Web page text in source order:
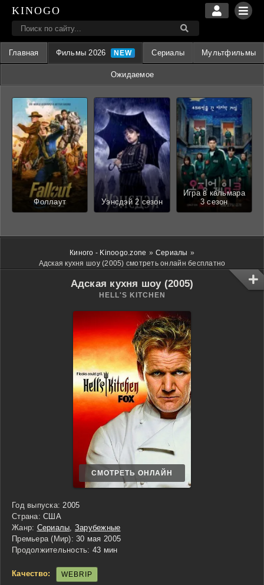
KINOGO
Главная Фильмы 2026 Сериалы Мультфильмы
Ожидаемое
Фоллаут Уэнсдэй 2 сезон
Игра в кальмара
3 сезон
Киного - Kinoogo.zone » Сериалы »
Адская кухня шоу (2005) смотреть онлайн бесплатно
Адская кухня шоу (2005)
HELL'S KITCHEN
СМОТРЕТЬ ОНЛАЙН
Год выпуска: 2005
Страна: США
Жанр: Сериалы Зарубежные
Премьера (Мир): 30 мая 2005
Продолжительность: 43 мин
Качество: WEBRIP